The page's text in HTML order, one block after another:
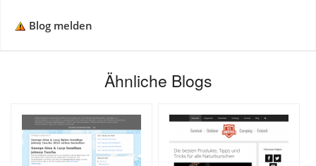
Blog melden
Ähnliche Blogs